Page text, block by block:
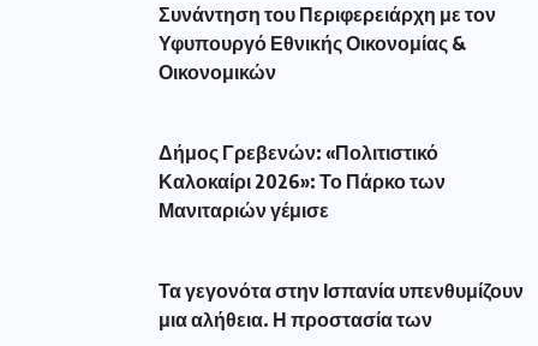
Συνάντηση του Περιφερειάρχη με τον
Υφυπουργό Εθνικής Οικονομίας &
Οικονομικών
Δήμος Γρεβενών: «Πολιτιστικό
Καλοκαίρι 2026»: Το Πάρκο των
Μανιταριών γέμισε
Τα γεγονότα στην Ισπανία υπενθυμίζουν
μια αλήθεια. Η προστασία των